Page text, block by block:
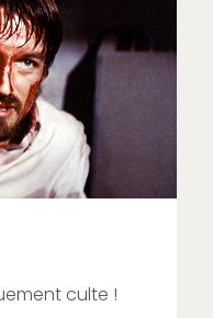
culte !